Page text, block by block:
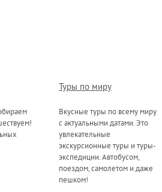
Туры по миру
Вкусные туры по всему миру
с актуальными датами. Это
увлекательные
экскурсионные туры и туры-
экспедиции. Автобусом,
поездом, самолетом и даже
пешком!